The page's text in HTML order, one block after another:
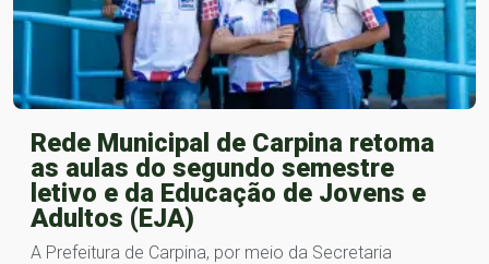
Rede Municipal de Carpina retoma
as aulas do segundo semestre
letivo e da Educação de Jovens e
Adultos (EJA)
A Prefeitura de Carpina, por meio da Secretaria